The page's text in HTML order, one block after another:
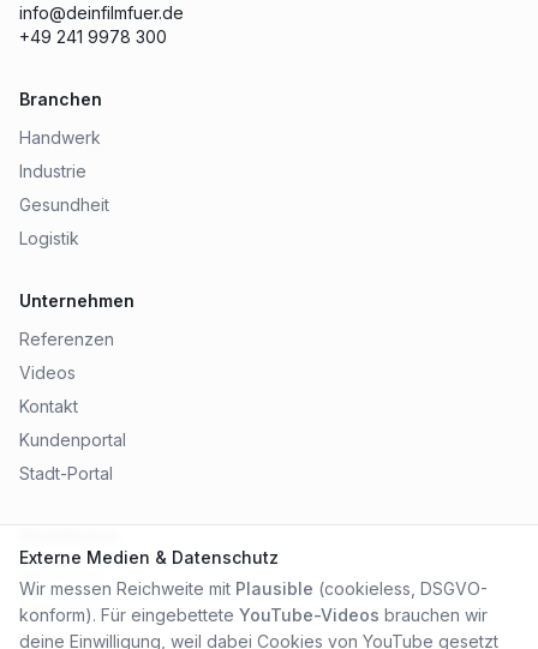
info@deinfilmfuer.de
+49 241 9978 300
Branchen
Handwerk
Industrie
Gesundheit
Logistik
Unternehmen
Referenzen
Videos
Kontakt
Kundenportal
Stadt-Portal
Datenschutz
AGB
Externe Medien & Datenschutz
Wir messen Reichweite mit Plausible (cookieless, DSGVO-
konform). Für eingebettete YouTube-Videos brauchen wir
deine Einwilligung, weil dabei Cookies von YouTube gesetzt